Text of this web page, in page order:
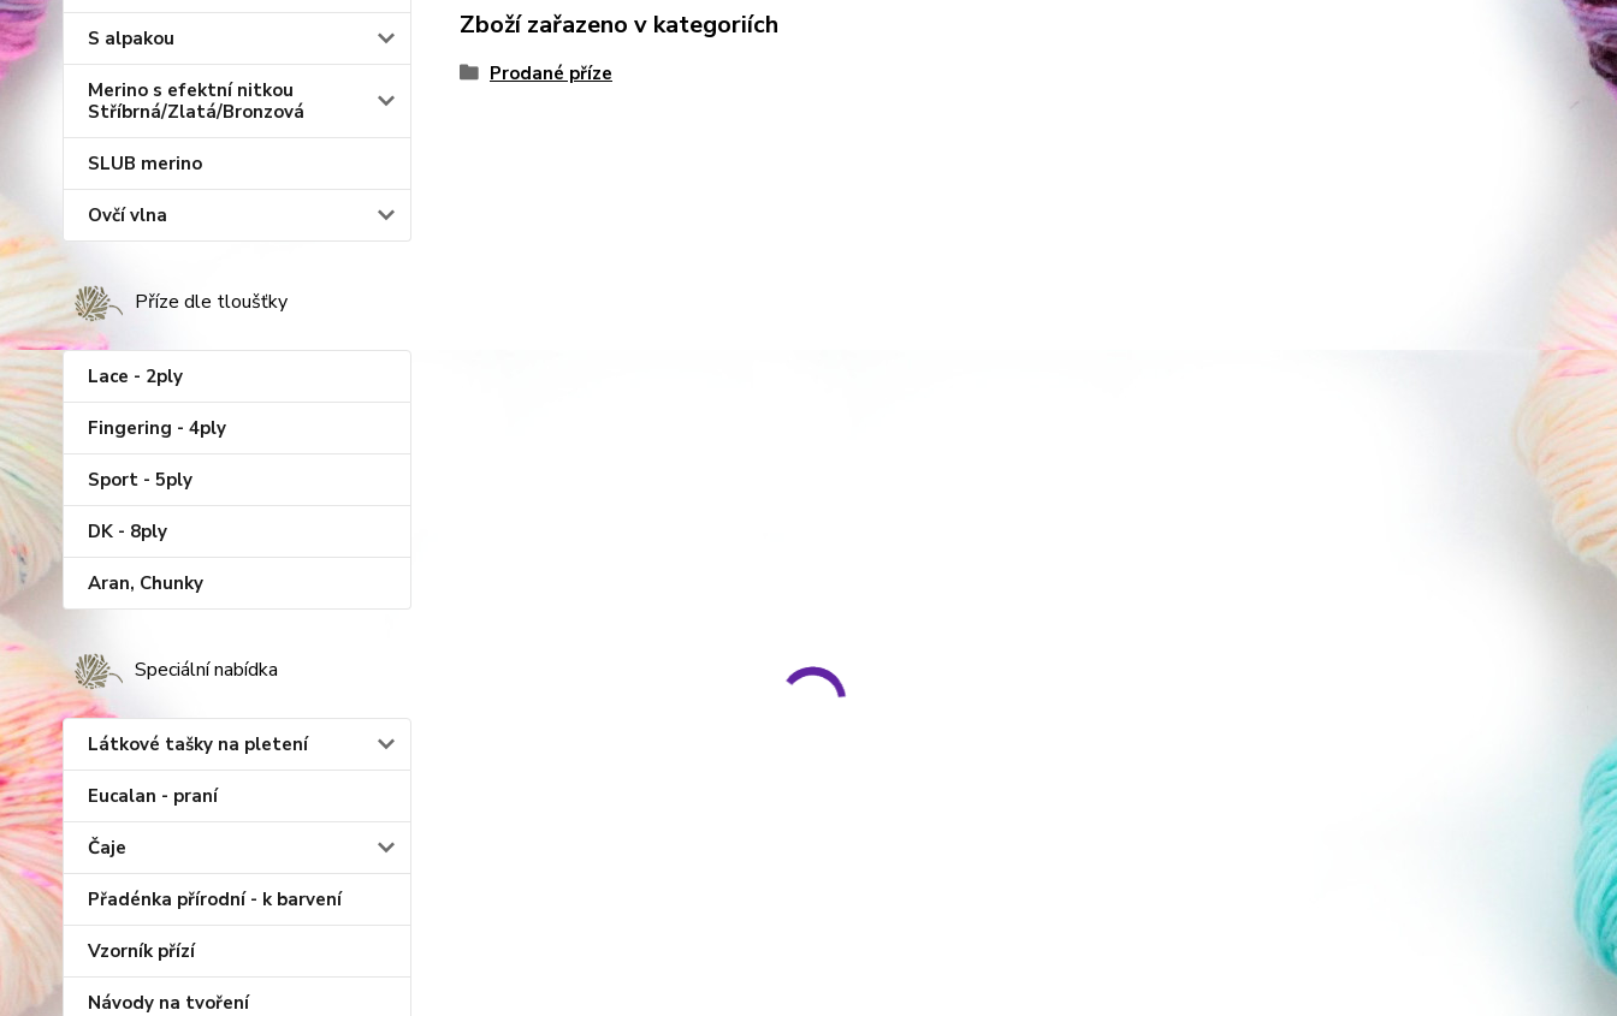
S alpakou
Merino s efektní nitkou
Stříbrná/Zlatá/Bronzová
SLUB merino
Ovčí vlna
Příze dle tloušťky
Lace - 2ply
Fingering - 4ply
Sport - 5ply
DK - 8ply
Aran, Chunky
Speciální nabídka
Látkové tašky na pletení
Eucalan - praní
Čaje
Přadénka přírodní - k barvení
Vzorník přízí
Návody na tvoření
Zboží zařazeno v kategoriích
Prodané příze